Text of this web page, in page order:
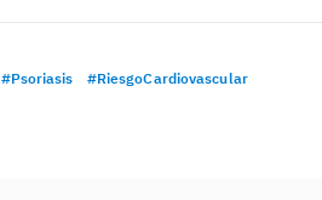
#Psoriasis
#RiesgoCardiovascular